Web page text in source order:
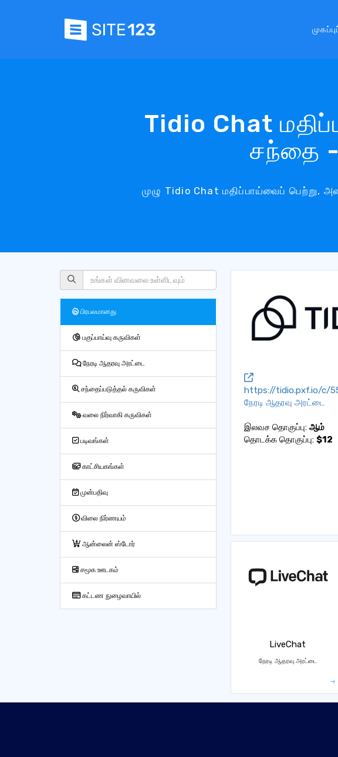
Tidio Chat
சந்தை
முழு Tidio Chat மதிப்பாய்வைப்
பிரபலமானது
பகுப்பாய்வு கருவிகள்
நேரடி ஆதரவு அரட்டை
சந்தைப்படுத்தல் கருவிகள்
வலை நிர்வாகி கருவிகள்
படிவங்கள்
காட்சியகங்கள்
முன்பதிவு
விலை நிர்ணயம்
ஆன்லைன் ஸ்டோர்
சமூக ஊடகம்
கட்டண நுழைவாயில்
https://tidio.pxf.io/c/
நேரடி ஆதரவு அரட்டை
இலவச தொகுப்பு: ஆம்
தொடக்க தொகுப்பு: $12
LiveChat
நேரடி ஆதரவு அரட்டை